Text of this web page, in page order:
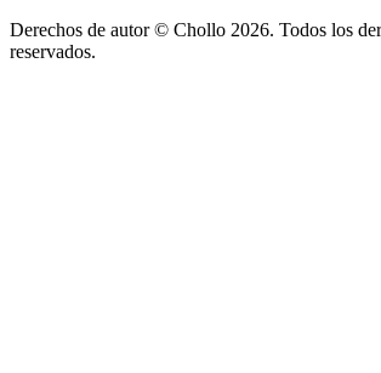
Derechos de autor © Chollo 2026. Todos los
reservados.